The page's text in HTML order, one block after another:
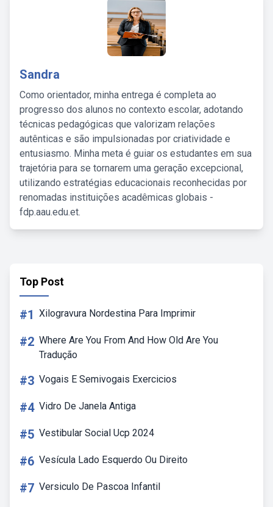
Sandra
Como orientador, minha entrega é completa ao
progresso dos alunos no contexto escolar, adotando
técnicas pedagógicas que valorizam relações
autênticas e são impulsionadas por criatividade e
entusiasmo. Minha meta é guiar os estudantes em sua
trajetória para se tornarem uma geração excepcional,
utilizando estratégias educacionais reconhecidas por
renomadas instituições acadêmicas globais -
fdp.aau.edu.et.
Top Post
#1 Xilogravura Nordestina Para Imprimir
#2 Where Are You From And How Old Are You
Tradução
#3 Vogais E Semivogais Exercicios
#4 Vidro De Janela Antiga
#5 Vestibular Social Ucp 2024
#6 Vesícula Lado Esquerdo Ou Direito
#7 Versiculo De Pascoa Infantil